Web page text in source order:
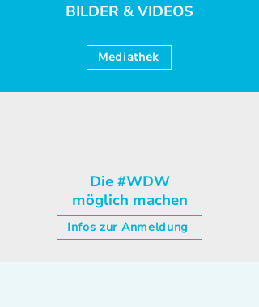
BILDER & VIDEOS
Mediathek
Die #WDW
möglich machen
Infos zur Anmeldung